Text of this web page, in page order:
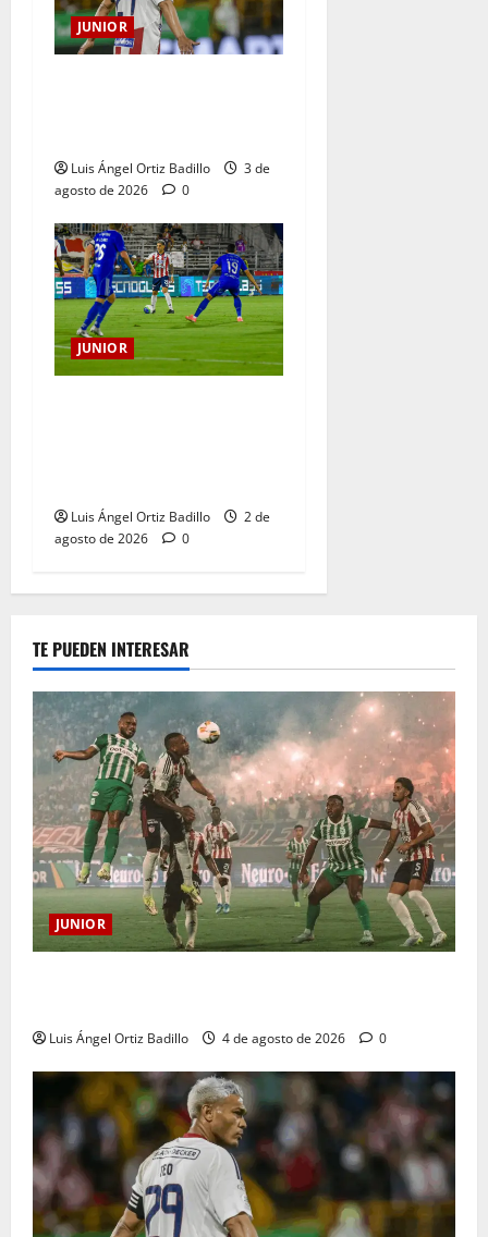
JUNIOR
Luis Ángel Ortiz Badillo
3 de
agosto de 2026
0
JUNIOR
Luis Ángel Ortiz Badillo
2 de
agosto de 2026
0
TE PUEDEN INTERESAR
JUNIOR
Luis Ángel Ortiz Badillo 4 de agosto de 2026 0